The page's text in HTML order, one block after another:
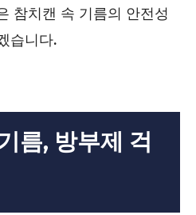
참치캔 속 기름의 안전성
습니다.
름, 방부제 걱